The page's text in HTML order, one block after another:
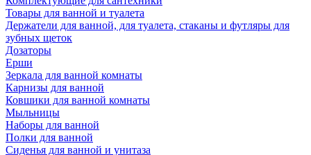
Товары для ванной и туалета
Держатели для ванной, для туалета, стаканы и футляры для
зубных щеток
Дозаторы
Ерши
Зеркала для ванной комнаты
Карнизы для ванной
Ковшики для ванной комнаты
Мыльницы
Наборы для ванной
Полки для ванной
Сиденья для ванной и унитаза